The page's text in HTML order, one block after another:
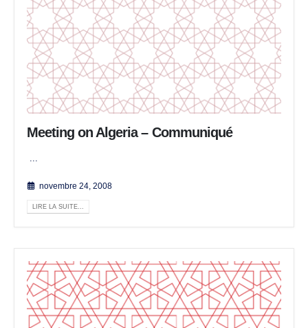
Meeting on Algeria – Communiqué
...
novembre 24, 2008
LIRE LA SUITE...